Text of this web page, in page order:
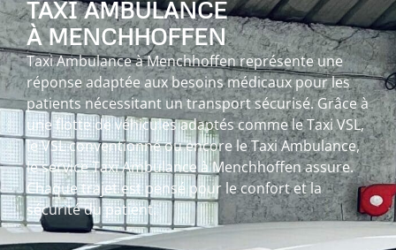
TAXI AMBULANCE
À MENCHHOFFEN
Taxi Ambulance à Menchhoffen représente une
réponse adaptée aux besoins médicaux pour les
patients nécessitant un transport sécurisé. Grâce à
une flotte de véhicules adaptés comme le Taxi VSL,
le VSL conventionné ou encore le Taxi Ambulance,
le service Taxi Ambulance à Menchhoffen assure.
Chaque trajet est pensé pour le confort et la
sécurité du patient.